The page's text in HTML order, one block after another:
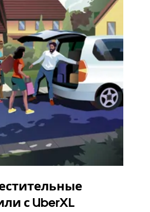
с UberXL